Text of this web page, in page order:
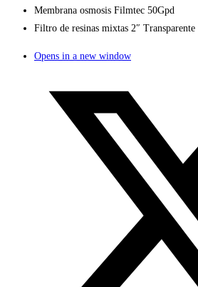
Membrana osmosis Filmtec 50Gpd
Filtro de resinas mixtas 2″ Transparente
Opens in a new window